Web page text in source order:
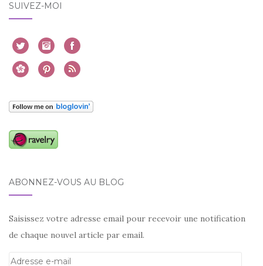
SUIVEZ-MOI
ABONNEZ-VOUS AU BLOG
Saisissez votre adresse email pour recevoir une notification
de chaque nouvel article par email.
Adresse